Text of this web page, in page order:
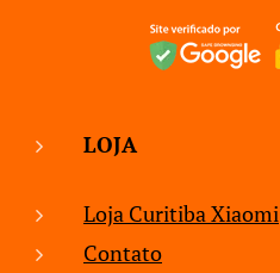
LOJA
Loja Curitiba Xiaomi
Contato